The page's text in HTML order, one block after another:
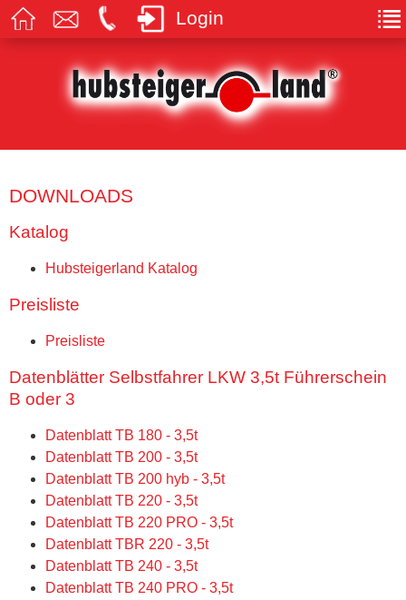
Login
DOWNLOADS
Katalog
Hubsteigerland Katalog
Preisliste
Preisliste
Datenblätter Selbstfahrer LKW 3,5t Führerschein
B oder 3
Datenblatt TB 180 - 3,5t
Datenblatt TB 200 - 3,5t
Datenblatt TB 200 hyb - 3,5t
Datenblatt TB 220 - 3,5t
Datenblatt TB 220 PRO - 3,5t
Datenblatt TBR 220 - 3,5t
Datenblatt TB 240 - 3,5t
Datenblatt TB 240 PRO - 3,5t